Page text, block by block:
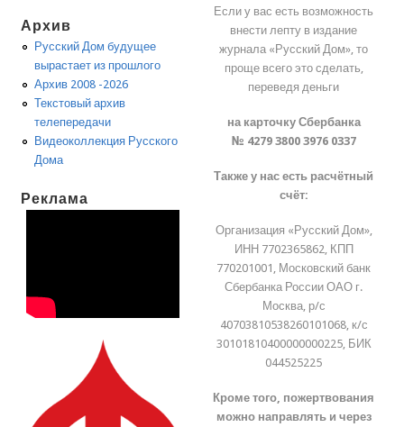
Архив
Русский Дом будущее
вырастает из прошлого
Архив 2008 -2026
Текстовый архив
телепередачи
Видеоколлекция Русского
Дома
Реклама
Если у вас есть возможность
внести лепту в издание
журнала «Русский Дом», то
проще всего это сделать,
переведя деньги
на карточку Сбербанка
№ 4279 3800 3976 0337
Также у нас есть расчётный
счёт:
Организация «Русский Дом»,
ИНН 7702365862, КПП
770201001, Московский банк
Сбербанка России ОАО г.
Москва, р/с
40703810538260101068, к/с
30101810400000000225, БИК
044525225
Кроме того, пожертвования
можно направлять и через